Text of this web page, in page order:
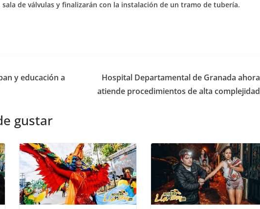
de válvulas y finalizarán con la instalación de un tramo de tubería.
y educación a
Hospital Departamental de Granada ahora
atiende procedimientos de alta complejidad
gustar